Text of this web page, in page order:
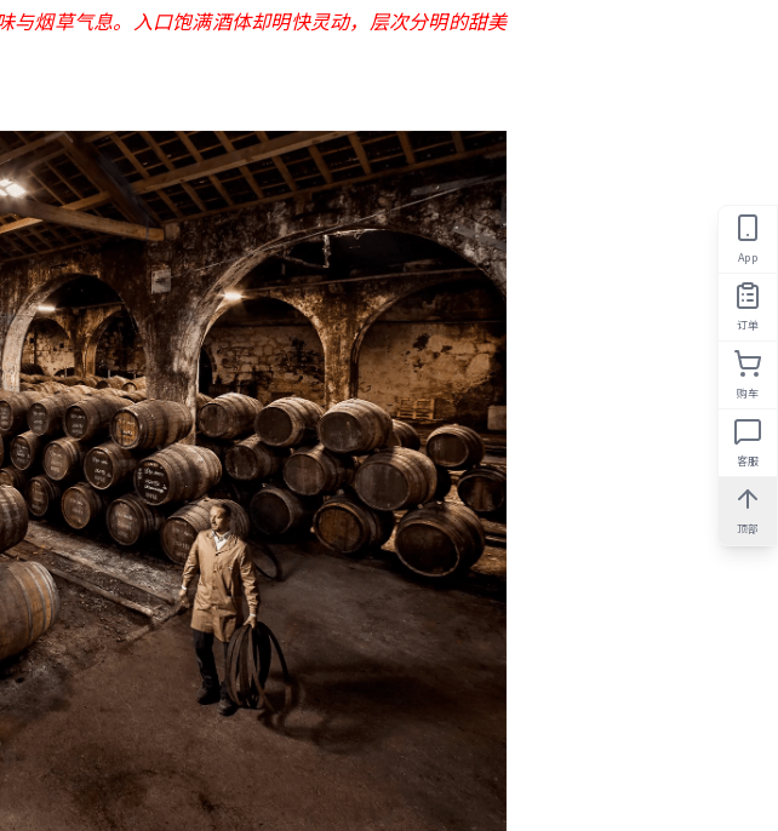
烟草气息。入口饱满酒体却明快灵动，层次分明的甜美
App
订单
购车
客服
顶部